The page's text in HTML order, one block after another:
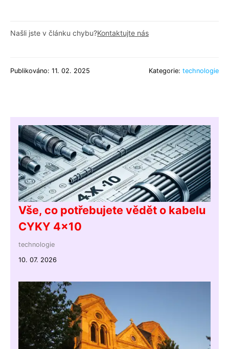
Našli jste v článku chybu?Kontaktujte nás
Publikováno: 11. 02. 2025 Kategorie: technologie
Vše, co potřebujete vědět o kabelu
CYKY 4x10
technologie
10. 07. 2026